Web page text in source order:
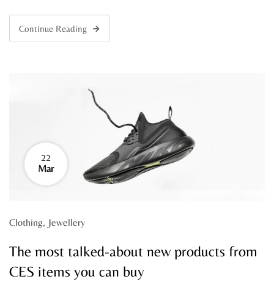
Continue Reading
22
Mar
Clothing, Jewellery
The most talked-about new products from
CES items you can buy